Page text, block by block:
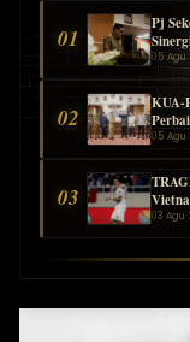
01
Pj
05 Agu
02
KUA-
05 Agu
03
03 Agu